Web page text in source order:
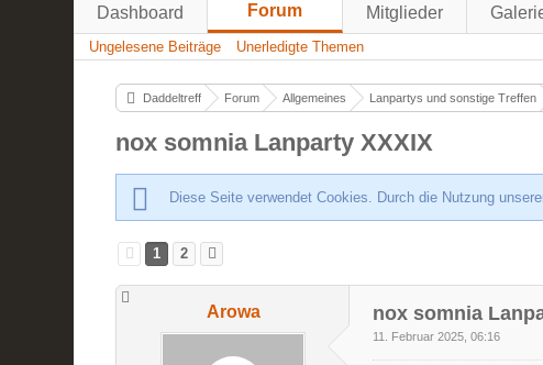
Dashboard Forum Mitglieder
Ungelesene Beiträge Unerledigte Themen
Daddeltreff Forum Allgemeines Lanpartys und sonstige Treffen
nox somnia Lanparty XXXIX
Diese Seite verwendet Cookies. Durch die Nutzung
1 2
Arowa nox somnia
11. Februar 2025, 06:16